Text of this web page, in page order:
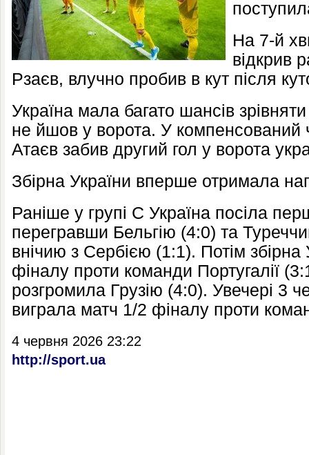
На 7-й
відкрив
Рзаєв, влучно пробив в кут після
Україна мала багато шансів
не йшов у ворота. У компенсований
Атаєв забив другий гол у ворота
Збірна України вперше отримала
Раніше у групі C Україна посіла
перегравши Бельгію (4:0) та
внічию з Сербією (1:1). Потім
фіналу проти команди Португалії
розгромила Грузію (4:0). Увечері 3
виграла матч 1/2 фіналу проти
4 червня 2026 23:22
http://sport.ua